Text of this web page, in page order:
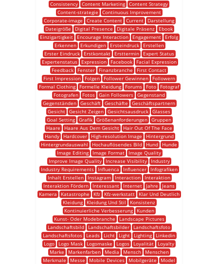
Consistency Content Marketing Content Strategy
Content-strategie
Continuous Improvement
Corporate-image
Create Content Current
Darstellung
Dateigröße
Digital Presence Digitale Präsenz
Ebook
Einzigartigkeit
Encourage Interaction Engagement
Erfolg
Erkennen
Erkundigen Ersteindruck
Erstellen
Erster Eindruck
Erstkontakt Ersttermin
Expert Status
Expertenstatus
Expression Facebook
Facial Expression
Feedback
Fenster Finanzbranche
First Contact
First Impression
Folgen Follower Gewinnen
Followern
Formal Clothing
Formelle Kleidung Forums Foto
Fotograf
Fotografen
Fotos Gain Followers
Gegenstand
Gegenständen Geschäft Geschäfte
Geschäftspartnern
Gesicht Gesicht Zeigen Gesichtsausdruck Glasses
Goal Setting Grafik Größenanforderungen Gruppen
Haare
Haare Aus Dem Gesicht
Hair Out Of The Face
Handy
Hardcover High-resolution Image
Hintergrund
Hintergrundauswahl
Hochauflösendes Bild Hund
Hunde
Image Editing
Image Format
Image Quality
Improve Image Quality
Increase Visibility
Industry
Industry Requirements
Influenca Influencer
Infografiken
Inhalt Erstellen
Instagram Interaction
Interaktion
Interaktion Fördern
Interessant Internet Jahre
Jeans
Kamera
Katastrophe Kfz Kfz-werkstatt
Klar Und Deutlich
Kleidung
Kleidung Und Stil
Konsistenz
Kontinuierliche Verbesserung
Kunden
Kunst- Oder Modebranche
Landscape Pictures
Landschaftsbild
Landschaftsbilder
Landschaftsfoto
Landschaftsfotos
Leads Licht Light Lighting
Linkedin
Logo
Logo Mask Logomaske Logos Loyalität
Loyalty
Marke
Markenfarben Media Mensch
Menschen
Merkmale
Messe Mobile Devices Mobilgeräte
Model